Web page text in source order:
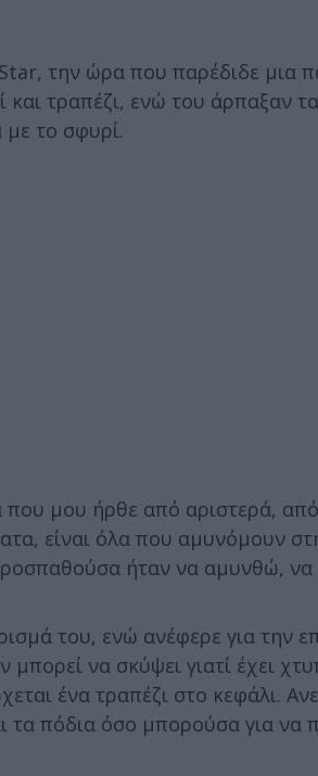
την ώρα που παρέδιδε μια
τραπέζι, ενώ του άρπαξαν
το σφυρί.
μου ήρθε από αριστερά, από
είναι όλα που αμυνόμουν
ήταν να αμυνθώ, να
του, ενώ ανέφερε για την
να σκύψει γιατί έχει
ένα τραπέζι στο κεφάλι.
πόδια όσο μπορούσα για να